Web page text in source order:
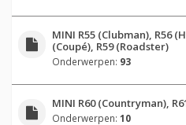
MINI R55 (Clubman), R56
(Coupé), R59 (Roadster)
Onderwerpen: 93
MINI R60 (Countryman),
Onderwerpen: 10